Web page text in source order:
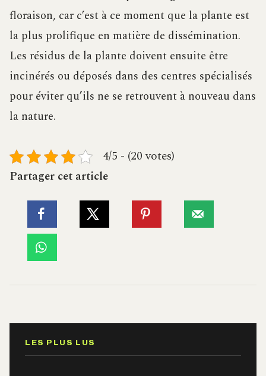
floraison, car c’est à ce moment que la plante est
la plus prolifique en matière de dissémination.
Les résidus de la plante doivent ensuite être
incinérés ou déposés dans des centres spécialisés
pour éviter qu’ils ne se retrouvent à nouveau dans
la nature.
4/5 - (20 votes)
Partager cet article
LES PLUS LUS